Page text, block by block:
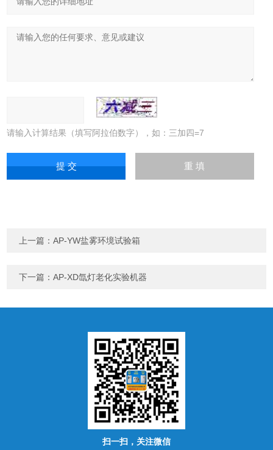
请输入计算结果（填写阿拉伯数字），如：三加四=7
上一篇：AP-YW盐雾环境试验箱
下一篇：AP-XD氙灯老化实验机器
扫一扫，关注微信